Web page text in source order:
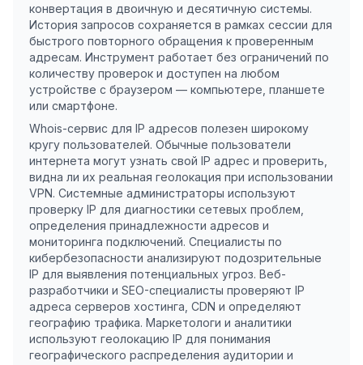
конвертация в двоичную и десятичную системы.
История запросов сохраняется в рамках сессии для
быстрого повторного обращения к проверенным
адресам. Инструмент работает без ограничений по
количеству проверок и доступен на любом
устройстве с браузером — компьютере, планшете
или смартфоне.
Whois-сервис для IP адресов полезен широкому
кругу пользователей. Обычные пользователи
интернета могут узнать свой IP адрес и проверить,
видна ли их реальная геолокация при использовании
VPN. Системные администраторы используют
проверку IP для диагностики сетевых проблем,
определения принадлежности адресов и
мониторинга подключений. Специалисты по
кибербезопасности анализируют подозрительные
IP для выявления потенциальных угроз. Веб-
разработчики и SEO-специалисты проверяют IP
адреса серверов хостинга, CDN и определяют
географию трафика. Маркетологи и аналитики
используют геолокацию IP для понимания
географического распределения аудитории и